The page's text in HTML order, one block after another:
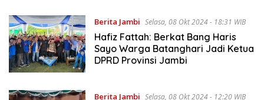
Berita Jambi Selasa, 08 Okt 2024 - 18:31 WIB
Hafiz Fattah: Berkat Bang Haris
Sayo Warga Batanghari Jadi Ketua
DPRD Provinsi Jambi
Berita Jambi Selasa, 08 Okt 2024 - 12:20 WIB